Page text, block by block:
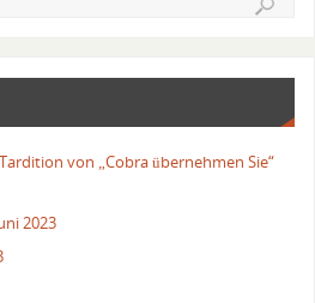
von „Cobra übernehmen Sie“
2023